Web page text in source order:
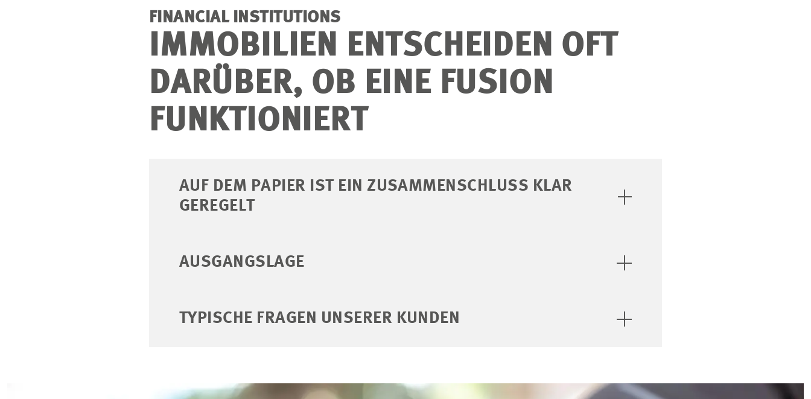
FINANCIAL INSTITUTIONS
IMMOBILIEN ENTSCHEIDEN OFT
DARÜBER, OB EINE FUSION
FUNKTIONIERT
AUF DEM PAPIER IST EIN ZUSAMMENSCHLUSS KLAR
GEREGELT
AUSGANGSLAGE
TYPISCHE FRAGEN UNSERER KUNDEN